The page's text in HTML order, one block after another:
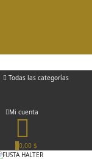
Todas las categorías
Mi cuenta
0,00 $